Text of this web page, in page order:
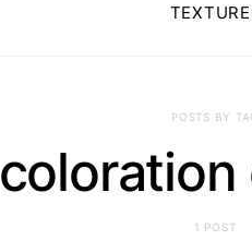
POSTS BY
coloration
1 POST